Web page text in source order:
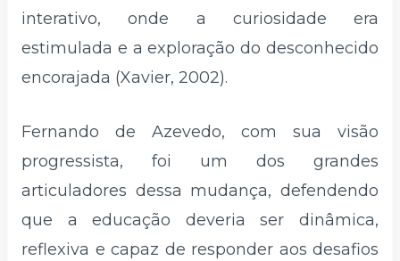
interativo, onde a curiosidade era
estimulada e a exploração do desconhecido
encorajada (Xavier, 2002).
Fernando de Azevedo, com sua visão
progressista, foi um dos grandes
articuladores dessa mudança, defendendo
que a educação deveria ser dinâmica,
reflexiva e capaz de responder aos desafios